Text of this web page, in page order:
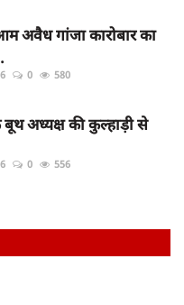
अवैध गांजा कारोबार का
0 580
अध्यक्ष की कुल्हाड़ी से
0 556